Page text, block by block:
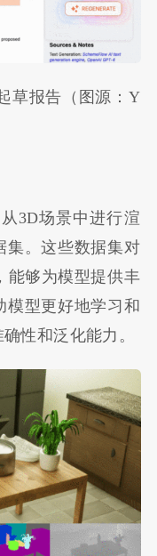
草报告（图源：Y
3D场景中进行渲
集。这些数据集对
能够为模型提供丰
模型更好地学习和
性和泛化能力。